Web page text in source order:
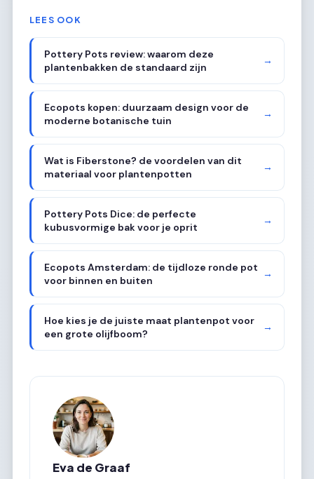
LEES OOK
Pottery Pots review: waarom deze
plantenbakken de standaard zijn
→
Ecopots kopen: duurzaam design voor de
moderne botanische tuin
→
Wat is Fiberstone? de voordelen van dit
materiaal voor plantenpotten
→
Pottery Pots Dice: de perfecte
kubusvormige bak voor je oprit
→
Ecopots Amsterdam: de tijdloze ronde pot
voor binnen en buiten
→
Hoe kies je de juiste maat plantenpot voor
een grote olijfboom?
→
Eva de Graaf